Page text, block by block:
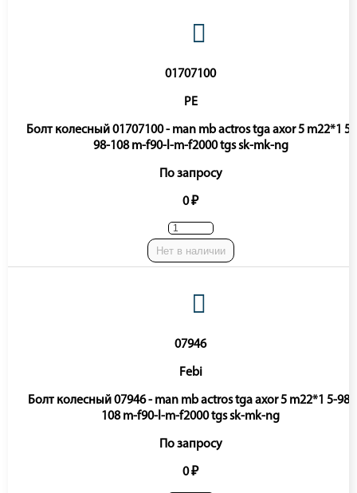
01707100
PE
Болт колесный 01707100 - man mb actros tga axor 5 m22*1 5-
98-108 m-f90-l-m-f2000 tgs sk-mk-ng
По запросу
0 ₽
Нет в наличии
07946
Febi
Болт колесный 07946 - man mb actros tga axor 5 m22*1 5-98-
108 m-f90-l-m-f2000 tgs sk-mk-ng
По запросу
0 ₽